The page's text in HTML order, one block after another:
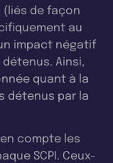
(liés de façon
au
impact négatif
Ainsi,
quant à la
détenus par la
compte les
SCPI. Ceux-